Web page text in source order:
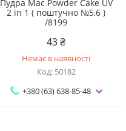
Пудра Mac Powder Cake UV
2 in 1 ( поштучно №5,6 )
/8199
43 ₴
Немає в наявності
50182
+380 (63) 638-85-48